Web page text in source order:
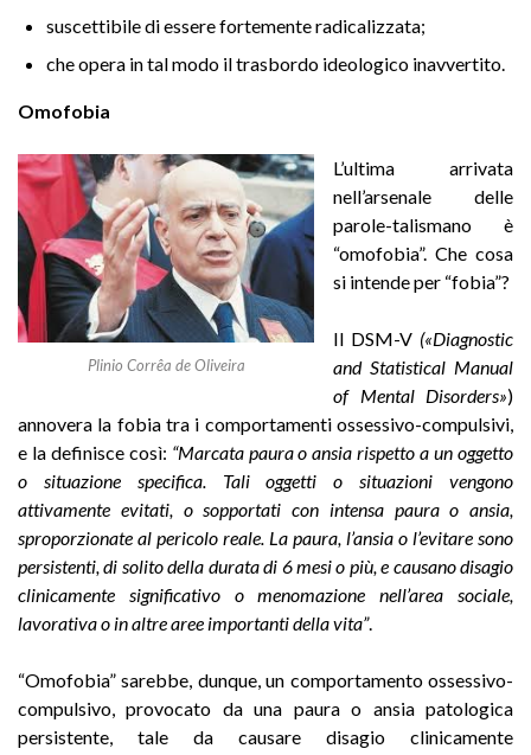
suscettibile di essere fortemente radicalizzata;
che opera in tal modo il trasbordo ideologico inavvertito.
Omofobia
Plinio Corrêa de Oliveira
L’ultima arrivata
nell’arsenale delle
parole-talismano è
“omofobia”. Che cosa
si intende per “fobia”?
Il DSM-V («Diagnostic
and Statistical Manual
of Mental Disorders»)
annovera la fobia tra i comportamenti ossessivo-compulsivi,
e la definisce così: “Marcata paura o ansia rispetto a un oggetto
o situazione specifica. Tali oggetti o situazioni vengono
attivamente evitati, o sopportati con intensa paura o ansia,
sproporzionate al pericolo reale. La paura, l’ansia o l’evitare sono
persistenti, di solito della durata di 6 mesi o più, e causano disagio
clinicamente significativo o menomazione nell’area sociale,
lavorativa o in altre aree importanti della vita”.
“Omofobia” sarebbe, dunque, un comportamento ossessivo-
compulsivo, provocato da una paura o ansia patologica
persistente, tale da causare disagio clinicamente